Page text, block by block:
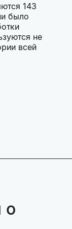
143
было
не
всей
о